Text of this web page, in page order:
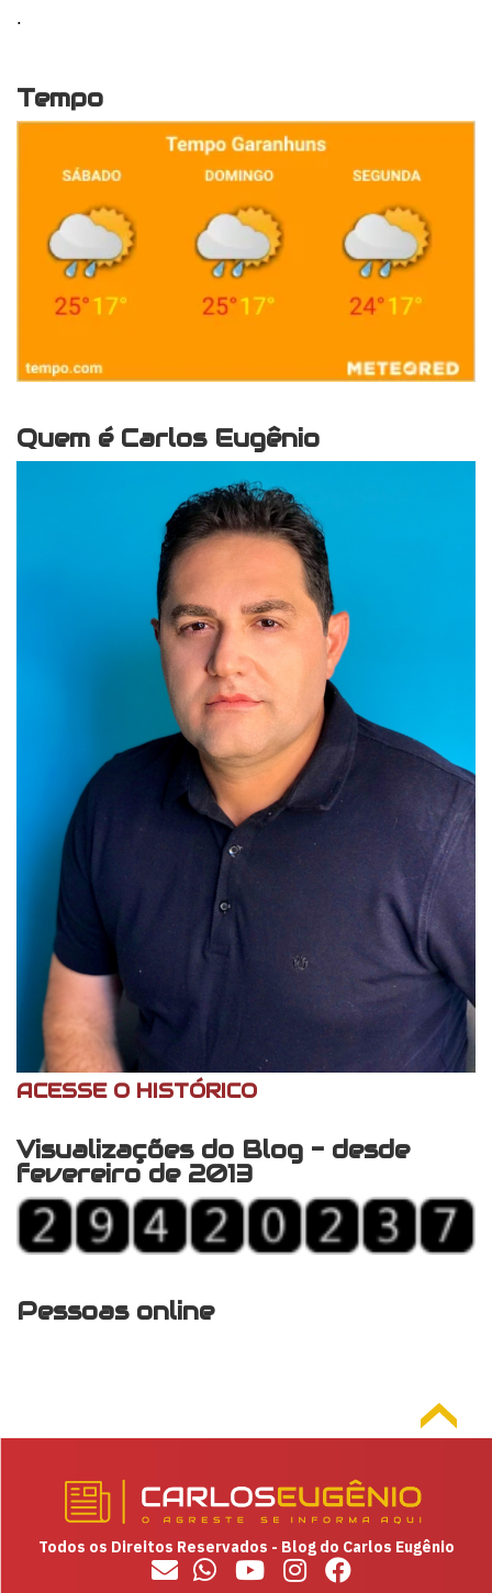
.
Tempo
Quem é Carlos Eugênio
ACESSE O HISTÓRICO
Visualizações do Blog - desde
fevereiro de 2013
Pessoas online
Todos os Direitos Reservados - Blog do Carlos Eugênio